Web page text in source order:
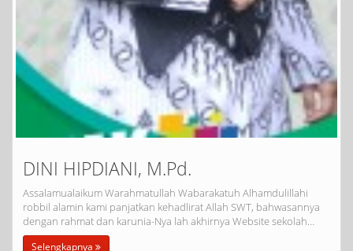
DINI HIPDIANI, M.Pd.
Assalamualaikum Warahmatullah Wabarakatuh Alhamdulillahi
robbil alamin kami panjatkan kehadlirat Allah SWT, bahwasannya
dengan rahmat dan karunia-Nya lah akhirnya Website sekolah…
Selengkapnya